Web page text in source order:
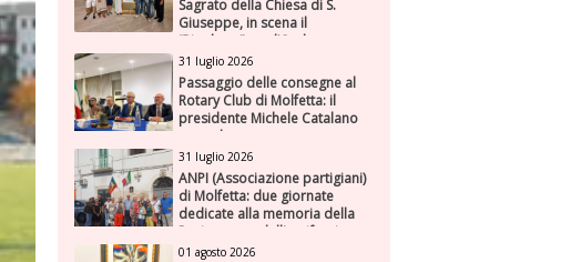
Sagrato della Chiesa di S.
Giuseppe, in scena il
“Rigoletto” con l’Orchestra
Sinfonica Federiciana
31 luglio 2026
Passaggio delle consegne al
Rotary Club di Molfetta: il
presidente Michele Catalano
succede a se stesso
31 luglio 2026
ANPI (Associazione partigiani)
di Molfetta: due giornate
dedicate alla memoria della
Resistenza e dell'antifascismo
01 agosto 2026